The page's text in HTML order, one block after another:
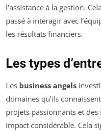
l’assistance à la gestion.
passé à interagir avec
les résultats financiers.
Les types
Les business angels
domaines qu’ils
projets passionnants et
impact considérable. Cela